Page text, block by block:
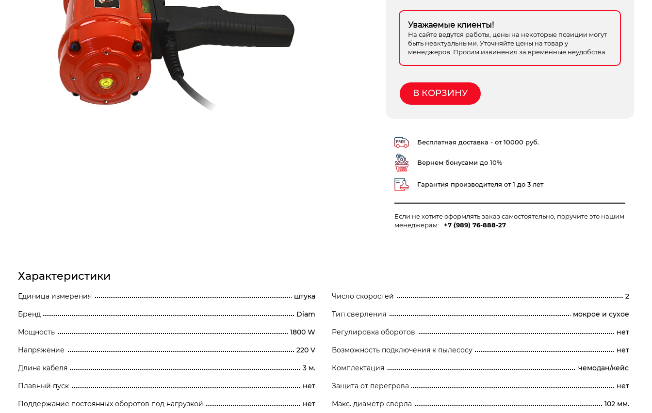
Компрессорное оборудование
Новогодние товары
Отопление и климат
Подарочные сертификаты
Расходные материалы и оснастка
Электроинструмент
Электрохозтовары
Уважаемые клиенты!
На сайте ведутся работы, цены на некоторые позиции могут
быть неактуальными. Уточняйте цены на товар у
менеджеров. Просим извинения за временные неудобства.
В КОРЗИНУ
Бесплатная доставка - от 10000 руб.
Вернем бонусами до 10%
Гарантия производителя от 1 до 3 лет
Если не хотите оформлять заказ самостоятельно, поручите это нашим
менеджерам:
+7 (989) 76-888-27
Характеристики
Единица измерения штука
Бренд Diam
Мощность 1800 W
Напряжение 220 V
Длина кабеля 3 м.
Плавный пуск нет
Поддержание постоянных оборотов под нагрузкой нет
Число скоростей 2
Тип сверления мокрое и сухое
Регулировка оборотов нет
Возможность подключения к пылесосу нет
Комплектация чемодан/кейс
Защита от перегрева нет
Макс. диаметр сверла 102 мм.